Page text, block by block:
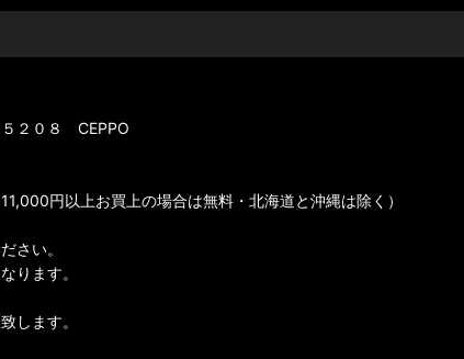
２０８ CEPPO
円以上お買上の場合は無料・北海道と沖縄は除く）
さい。
ります。
します。